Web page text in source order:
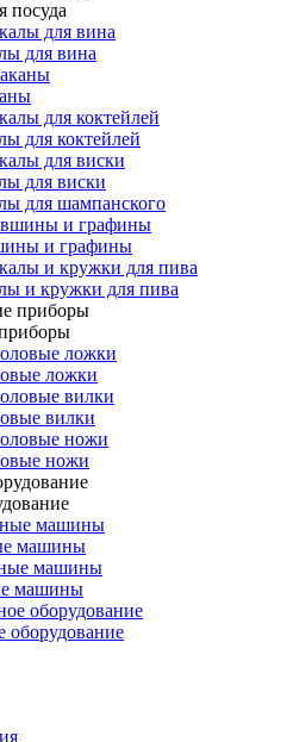
посуда
для вина
для коктейлей
для виски
для шампанского
и графины
и кружки для пива
ложки
вилки
ножи
машины
машины
оборудование